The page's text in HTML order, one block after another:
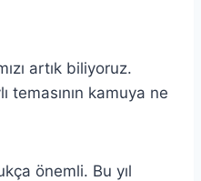
artık biliyoruz.
temasının kamuya ne
önemli. Bu yıl